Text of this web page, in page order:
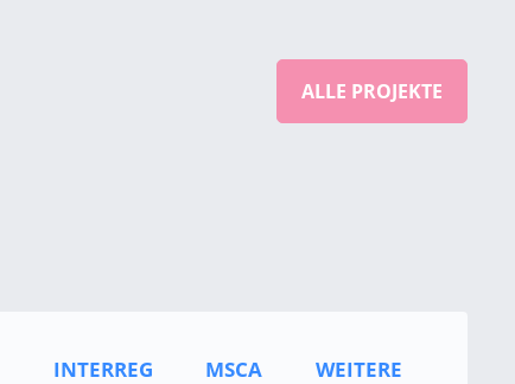
ALLE PROJEKTE
INTERREG MSCA WEITERE